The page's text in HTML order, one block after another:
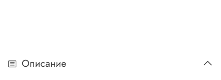
Описание